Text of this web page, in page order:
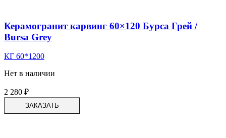
Керамогранит карвинг 60×120 Бурса Грей /
Bursa Grey
КГ 60*1200
Нет в наличии
2 280 ₽
ЗАКАЗАТЬ